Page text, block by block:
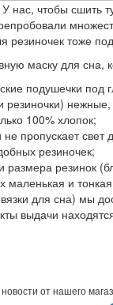
нас, чтобы сшить
резиночек тоже
маску для сна,
подушечки под
резиночки)
100% хлопок;
пропускает
резиночек;
размера резинок
маленькая и
для сна) мы
выдачи
от нашего